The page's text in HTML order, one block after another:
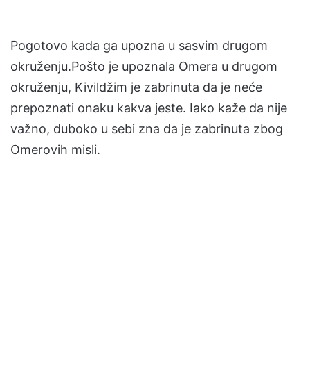
Pogotovo kada ga upozna u sasvim drugom
okruženju.Pošto je upoznala Omera u drugom
okruženju, Kivildžim je zabrinuta da je neće
prepoznati onaku kakva jeste. Iako kaže da nije
važno, duboko u sebi zna da je zabrinuta zbog
Omerovih misli.